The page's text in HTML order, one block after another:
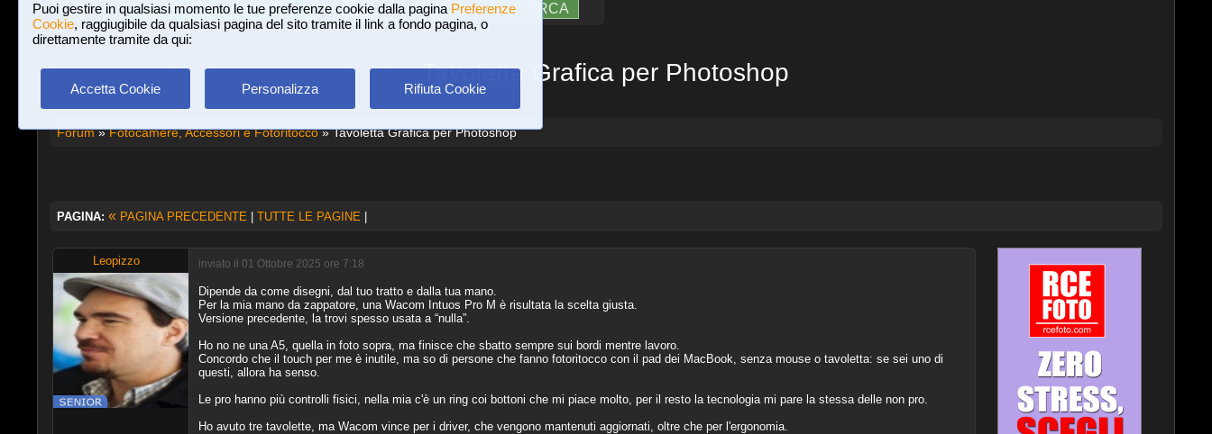
Puoi gestire in qualsiasi momento le tue preferenze cookie dalla pagina Preferenze
Cookie, raggiugibile da qualsiasi pagina del sito tramite il link a fondo pagina, o
direttamente tramite da qui:
Accetta Cookie Personalizza Rifiuta Cookie
Login Iscriviti a JuzaPhoto! A A ?AIUTO RICERCA
Tavoletta Grafica per Photoshop
Forum»Fotocamere, Accessori e Fotoritocco» Tavoletta Grafica per Photoshop
PAGINA: « PAGINA PRECEDENTE | TUTTE LE PAGINE |
Leopizzo inviato il 01 Ottobre 2025 ore 7:18
Dipende da come disegni, dal tuo tratto e dalla tua mano.
Per la mia mano da zappatore, una Wacom Intuos Pro M è risultata la scelta giusta.
Versione precedente, la trovi spesso usata a “nulla”.
Ho no ne una A5, quella in foto sopra, ma finisce che sbatto sempre sui bordi mentre lavoro.
Concordo che il touch per me è inutile, ma so di persone che fanno fotoritocco con il pad dei MacBook, senza mouse o tavoletta: se sei uno di
questi, allora ha senso.
Le pro hanno più controlli fisici, nella mia c'è un ring coi bottoni che mi piace molto, per il resto la tecnologia mi pare la stessa delle non pro.
Ho avuto tre tavolette, ma Wacom vince per i driver, che vengono mantenuti aggiornati, oltre che per l'ergonomia.